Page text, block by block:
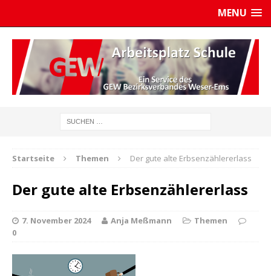
MENU
Startseite Themen Der gute alte Erbsenzählererlass
Der gute alte Erbsenzählererlass
7. November 2024 Anja Meßmann
Themen
0